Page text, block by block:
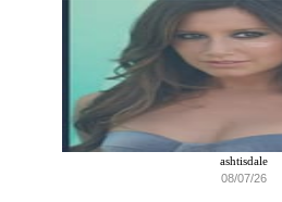
ashtisdale
08/07/26